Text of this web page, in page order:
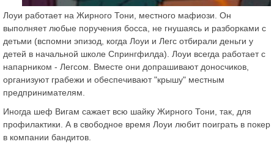
Лоуи работает на Жирного Тони, местного мафиози. Он
выполняет любые поручения босса, не гнушаясь и разборками с
детьми (вспомни эпизод, когда Лоуи и Легс отбирали деньги у
детей в начальной школе Спрингфилда). Лоуи всегда работает с
напарником - Легсом. Вместе они допрашивают доносчиков,
организуют грабежи и обеспечивают "крышу" местным
предпринимателям.
Иногда шеф Вигам сажает всю шайку Жирного Тони, так, для
профилактики. А в свободное время Лоуи любит поиграть в покер
в компании бандитов.